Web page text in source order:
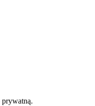
prywatną.